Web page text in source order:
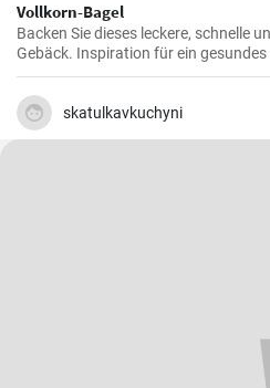
Vollkorn-Bagel
Backen Sie dieses leckere, schnelle
Gebäck. Inspiration für ein
man nie genug haben.
skatulkavkuchyni